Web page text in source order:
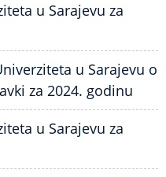
u Sarajevu za
u Sarajevu o
za 2024. godinu
u Sarajevu za